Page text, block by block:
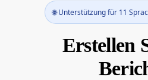
🌐 Unterstützung für 11
Erstellen